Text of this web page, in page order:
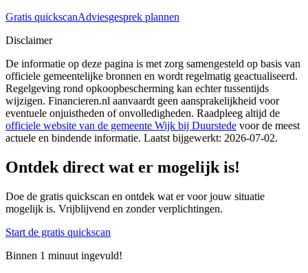
Gratis quickscanAdviesgesprek plannen
Disclaimer
De informatie op deze pagina is met zorg samengesteld op basis van
officiele gemeentelijke bronnen en wordt regelmatig geactualiseerd.
Regelgeving rond opkoopbescherming kan echter tussentijds
wijzigen. Financieren.nl aanvaardt geen aansprakelijkheid voor
eventuele onjuistheden of onvolledigheden. Raadpleeg altijd de
officiele website van de gemeente Wijk bij Duurstede voor de meest
actuele en bindende informatie. Laatst bijgewerkt: 2026-07-02.
Ontdek direct wat er mogelijk is!
Doe de gratis quickscan en ontdek wat er voor jouw situatie
mogelijk is. Vrijblijvend en zonder verplichtingen.
Start de gratis quickscan
Binnen 1 minuut ingevuld!